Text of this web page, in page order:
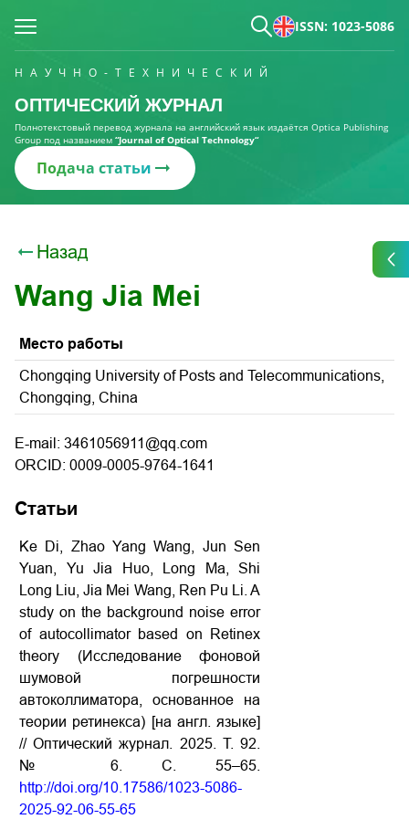
ISSN: 1023-5086
НАУЧНО-ТЕХНИЧЕСКИЙ
ОПТИЧЕСКИЙ ЖУРНАЛ
Полнотекстовый перевод журнала на английский язык издаётся Optica Publishing
Group под названием “Journal of Optical Technology“
Подача статьи
Назад
Wang Jia Mei
Место работы
Chongqing University of Posts and Telecommunications,
Chongqing, China
E-mail: 3461056911@qq.com
ORCID: 0009-0005-9764-1641
Статьи
Ke Di, Zhao Yang Wang, Jun Sen
Yuan, Yu Jia Huo, Long Ma, Shi
Long Liu, Jia Mei Wang, Ren Pu Li. A
study on the background noise error
of autocollimator based on Retinex
theory (Исследование
фоновой
шумовой
погрешности
автоколлиматора, основанное
на
теории ретинекса) [на англ. языке]
// Оптический журнал. 2025. Т. 92.
№ 6. С. 55–65.
http://doi.org/10.17586/1023-5086-
2025-92-06-55-65